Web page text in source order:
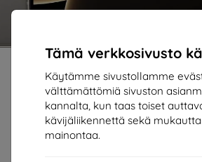
Tämä verkkosivusto
Käytämme sivustollamme
välttämättömiä sivuston
kannalta, kun taas toiset
kävijäliikennettä sekä
mainontaa.